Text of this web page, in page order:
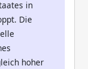
in
Die
hoher